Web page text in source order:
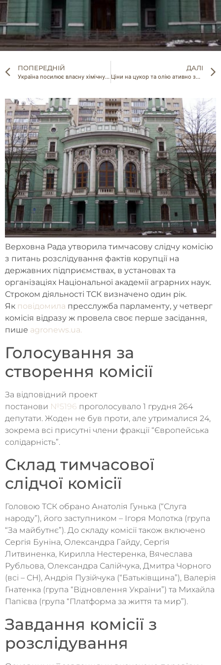
ПОПЕРЕДНІЙ
Україна посилює власну хімічну безпеку: деталі
ДАЛІ
Ціни на цукор та олію ативно зростають
Верховна Рада утворила тимчасову слідчу комісію
з питань розслідування фактів корупції на
державних підприємствах, в установах та
організаціях Національної академії аграрних наук.
Строком діяльності ТСК визначено один рік.
Як повідомила пресслужба парламенту, у четверг
комісія відразу ж провела своє перше засідання,
пише agronews.ua.
Голосування за
створення комісії
За відповідний проект
постанови №5196 проголосувало 1 грудня 264
депутати. Жоден не був проти, але утрималися 24,
зокрема всі присутні члени фракції “Європейська
солідарність”.
Склад тимчасової
слідчої комісії
Головою ТСК обрано Анатолія Гунька (“Слуга
народу”), його заступником – Ігоря Молотка (група
“За майбутнє”). До складу комісії також включено
Сергія Буніна, Олександра Гайду, Сергія
Литвиненка, Кирилла Нестеренка, Вячеслава
Рубльова, Олександра Салійчука, Дмитра Чорного
(всі – СН), Андрія Пузійчука (“Батьківщина”), Валерія
Гнатенка (група “Відновлення України”) та Михайла
Папієва (група “Платформа за життя та мир”).
Завдання комісії з
розслідування